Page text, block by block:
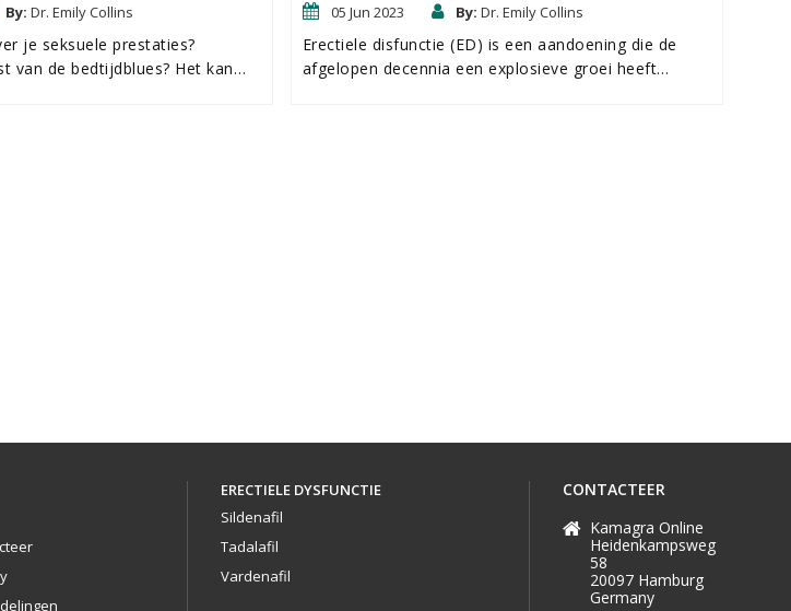
By: Dr. Emily Collins
je seksuele prestaties?
van de bedtijdblues? Het kan
05 Jun 2023 By: Dr. Emily Collins
Erectiele disfunctie (ED) is een aandoening die de
afgelopen decennia een explosieve groei heeft
ERECTIELE DYSFUNCTIE
Sildenafil
Tadalafil
Vardenafil
CONTACTEER
Kamagra Online
Heidenkampsweg
58
20097 Hamburg
Germany